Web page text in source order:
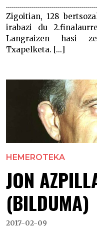
Zigoitian, 128
irabazi du
Langraizen hasi
Txapelketa. [...]
HEMEROTEKA
JON
(BILDUMA)
2017-02-09